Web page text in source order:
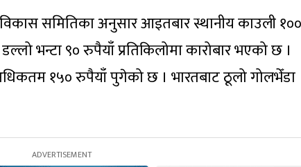
समितिका अनुसार आइतबार स्थानीय काउली
भन्टा ९० रुपैयाँ प्रतिकिलोमा कारोबार भएको छ ।
१५० रुपैयाँ पुगेको छ । भारतबाट ठूलो गोलभेँडा